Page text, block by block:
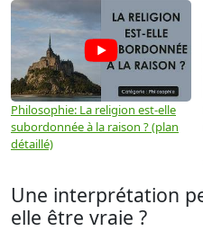
Philosophie: La religion est-elle
subordonnée à la raison ? (plan
détaillé)
Une interprétation
elle être vraie ?